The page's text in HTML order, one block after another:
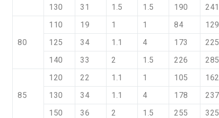
130
31 1.5 1.5 190 241
80
110 19 1 1 84
129
125
34 1.1 4 173
225
140
33 2 1.5 226 285
85
120 22 1.1 1 105
162
130
34 1.1 4 178
237
150
36 2 1.5 255 325